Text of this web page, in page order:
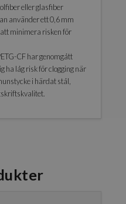
eller glasfiber
använder ett 0,6 mm
minimera risken för
CF har genomgått
ha låg risk för clogging när
i härdat stål,